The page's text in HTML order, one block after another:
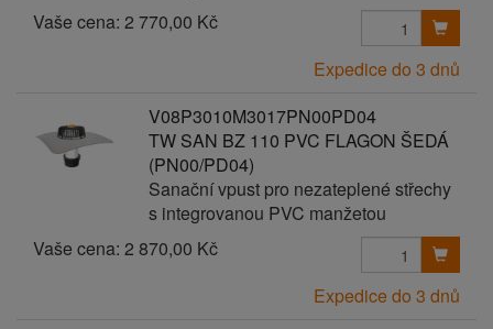
Vaše cena: 2 770,00 Kč
Expedice do 3 dnů
V08P3010M3017PN00PD04
TW SAN BZ 110 PVC FLAGON ŠEDÁ
(PN00/PD04)
Sanační vpust pro nezateplené střechy
s integrovanou PVC manžetou
Vaše cena: 2 870,00 Kč
Expedice do 3 dnů